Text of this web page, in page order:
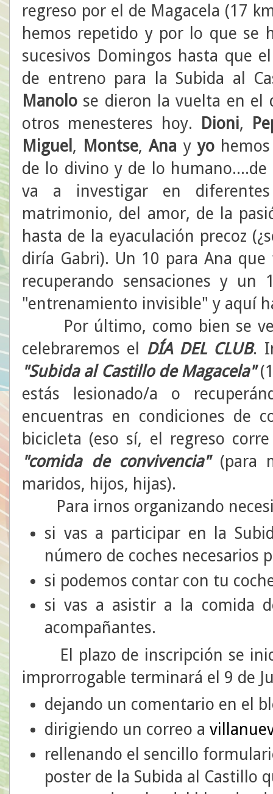
regreso por el de Magacela (17
hemos repetido y por lo que se
sucesivos Domingos hasta que
de entreno para la Subida al
Manolo se dieron la vuelta en el
otros menesteres hoy.
Dioni,
Miguel , Montse,Ana yyohemos
de lo divino y de lo humano....de
va a investigar en
matrimonio, del amor, de la
hasta de la eyaculación precoz
diría Gabri). Un 10 para Ana
recuperando sensaciones y
"entrenamiento invisible" y aquí
Por último, como bien se ve
celebraremos el DÍA DEL CLUB.
"Subida al Castillo de Magacela"
estás lesionado/a o
encuentras en condiciones de
bicicleta (eso sí, el regreso
"comida de convivencia"(para
maridos, hijos, hijas).
Para irnos organizando
si vas a participar en la
número de coches necesarios
si podemos contar con tu
si vas a asistir a la comida
acompañantes.
El plazo de inscripción se
improrrogable terminará el 9 de
dejando un comentario en el
dirigiendo un correo a
rellenando el sencillo
poster de la Subida al Castillo